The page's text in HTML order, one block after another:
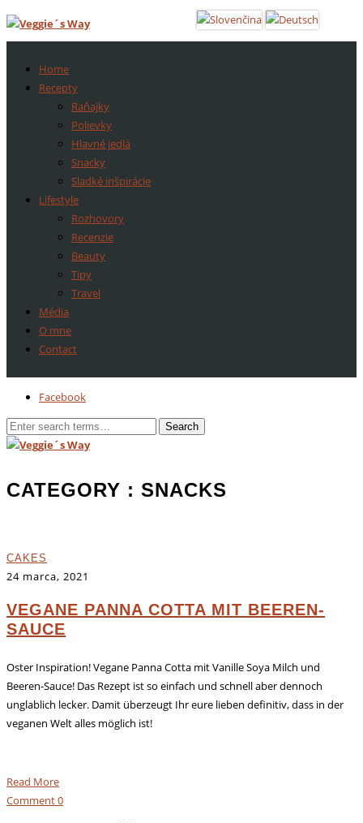
Home
Recepty
Raňajky
Polievky
Hlavné jedlá
Snacky
Sladké inšpirácie
Lifestyle
Rozhovory
Recenzie
Beauty
Tipy
Travel
Média
O mne
Contact
Facebook
CATEGORY : SNACKS
CAKES
24 marca, 2021
VEGANE PANNA COTTA MIT BEEREN-
SAUCE
Oster Inspiration! Vegane Panna Cotta mit Vanille Soya Milch und
Beeren-Sauce! Das Rezept ist so einfach und schnell aber dennoch
unglablich lecker. Damit überzeugt Ihr eure lieben definitiv, dass in der
veganen Welt alles möglich ist!
Read More
Comment0